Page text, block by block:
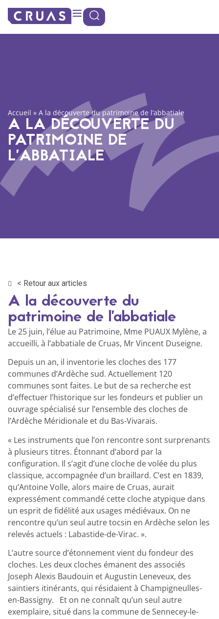
Panneau de gestion des cookies
Accueil » A la découverte du patrimoine de l’abbatiale
A LA DÉCOUVERTE DU
PATRIMOINE DE
L’ABBATIALE
< Retour aux articles
A la découverte du
patrimoine de l’abbatiale
Le 25 juin, l’élue au Patrimoine, Mme PUAUX Mylène, a
accueilli, à l’abbatiale de Cruas, Mr Vincent Duseigne.
Depuis un an, il inventorie les cloches des 177
communes d’Ardèche sud. Actuellement 120
communes sont faites. Le but de sa recherche est
d’effectuer l’historique sur les fondeurs et publier un
ouvrage spécialisé sur l’ensemble des cloches de
l’Ardèche Méridionale et du Bas-Vivarais.
« Les instruments que l’on rencontre sont surprenants
à plusieurs titres. Étonnant d’abord par la
configuration. Il s’agit d’une cloche de volée du plus
classique, accompagnée d’un braillard. C’est en 1839,
qu’Antoine Volle, alors maire de Cruas, aurait
expressément commandé cette cloche atypique dans
un esprit de fidélité aux usages médiévaux. On ne
rencontre qu’un seul autre tocsin en Ardèche selon les
relevés actuels : Labastide-de-Virac. ».
L’autre source d’étonnement vient du fondeur des
cloches. Les deux cloches émanent des associés
Joseph Alexis Baudouin et Augustin Leneveux, des
saintiers itinérants, qui résidaient à Champigneulles-
en-Bassigny. Et on ne connaît qu’un seul autre
exemplaire, situé dans la commune de Sennecey-le-